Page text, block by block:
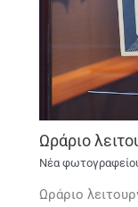
Ωράριο
Νέα
Ωράριο